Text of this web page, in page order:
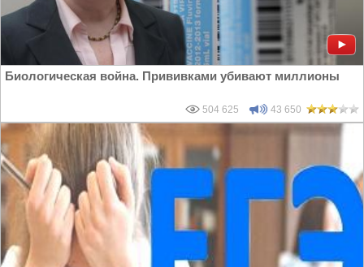
Биологическая война. Прививками убивают миллионы
504 625 43 650